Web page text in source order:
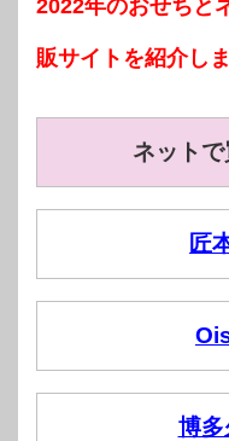
2022年のおせちと
販サイトを紹介し
ネット
匠
博多